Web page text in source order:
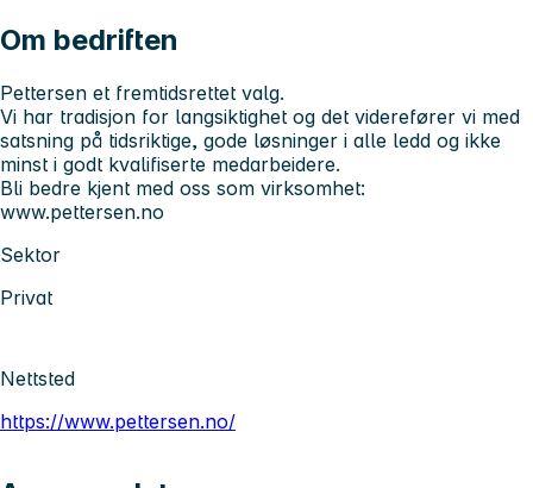
Om bedriften
Pettersen et fremtidsrettet valg.
Vi har tradisjon for langsiktighet og det viderefører vi med
satsning på tidsriktige, gode løsninger i alle ledd og ikke
minst i godt kvalifiserte medarbeidere.
Bli bedre kjent med oss som virksomhet:
www.pettersen.no
Sektor
Privat
Nettsted
https://www.pettersen.no/